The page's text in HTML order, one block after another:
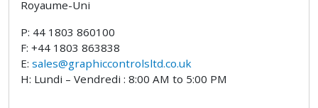
Royaume-Uni
P: 44 1803 860100
F: +44 1803 863838
E: sales@graphiccontrolsltd.co.uk
H: Lundi – Vendredi : 8:00 AM to 5:00 PM